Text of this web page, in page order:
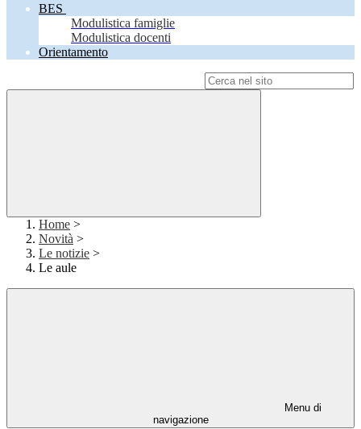
BES
Modulistica famiglie
Modulistica docenti
Orientamento
Home >
Novità >
Le notizie >
Le aule
Menu di
navigazione